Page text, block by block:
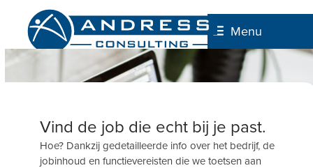
content
Menu
Vind de job die echt bij je past.
Hoe? Dankzij gedetailleerde info over het bedrijf, de
jobinhoud en functievereisten die we toetsen aan